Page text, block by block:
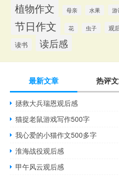
植物作文 母亲 水果 游
节日作文 花 虫子 观
读书
读后感
最新文章 热评
拯救大兵瑞恩观后感
猫捉老鼠游戏写作500字
我心爱的小猫作文500多字
淮海战役观后感
甲午风云观后感